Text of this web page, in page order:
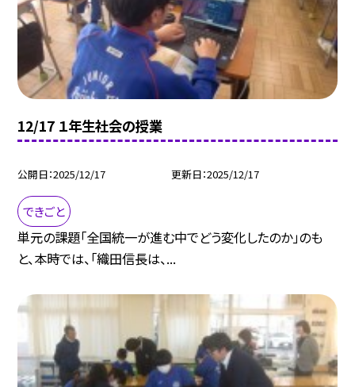
12/17 １年生社会の授業
公開日 2025/12/17 更新日 2025/12/17
できごと
単元の課題「全国統一が進む中でどう変化したのか」のも
と、本時では、「織田信長は、...